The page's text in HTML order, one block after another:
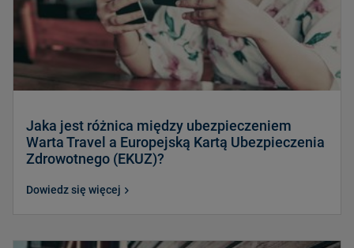
Jaka jest różnica między ubezpieczeniem
Warta Travel a Europejską Kartą Ubezpieczenia
Zdrowotnego (EKUZ)?
Dowiedz się więcej